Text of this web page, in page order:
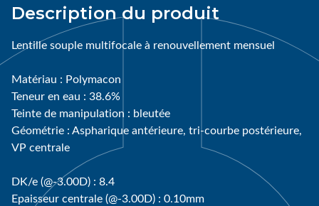
Description du produit
Lentille souple multifocale à renouvellement mensuel
Matériau : Polymacon
Teneur en eau : 38.6%
Teinte de manipulation : bleutée
Géométrie : Aspharique antérieure, tri-courbe postérieure,
VP centrale
DK/e (@-3.00D) : 8.4
Epaisseur centrale (@-3.00D) : 0.10mm